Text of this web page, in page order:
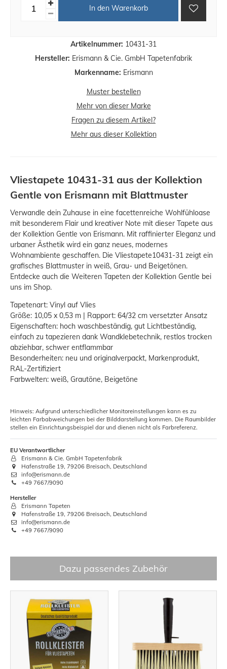
Artikelnummer: 10431-31
Hersteller: Erismann & Cie. GmbH Tapetenfabrik
Markenname: Erismann
In den Warenkorb
Muster bestellen
Mehr von dieser Marke
Fragen zu diesem Artikel?
Mehr aus dieser Kollektion
Vliestapete 10431-31 aus der Kollektion
Gentle von Erismann mit Blattmuster
Verwandle dein Zuhause in eine facettenreiche Wohlfühloase
mit besonderem Flair und kreativer Note mit dieser Tapete aus
der Kollektion Gentle von Erismann. Mit raffinierter Eleganz und
urbaner Ästhetik wird ein ganz neues, modernes
Wohnambiente geschaffen. Die Vliestapete10431-31 zeigt ein
grafisches Blattmuster in weiß, Grau- und Beigetönen.
Entdecke auch die Weiteren Tapeten der Kollektion Gentle bei
uns im Shop.
Tapetenart: Vinyl auf Vlies
Größe: 10,05 x 0,53 m | Rapport: 64/32 cm versetzter Ansatz
Eigenschaften: hoch waschbeständig, gut Lichtbeständig,
einfach zu tapezieren dank Wandklebetechnik, restlos trocken
abziehbar, schwer entflammbar
Besonderheiten: neu und originalverpackt, Markenprodukt,
RAL-Zertifiziert
Farbwelten: weiß, Grautöne, Beigetöne
Hinweis: Aufgrund unterschiedlicher Monitoreinstellungen kann es zu
leichten Farbabweichungen bei der Bilddarstellung kommen. Die Raumbilder
stellen ein Einrichtungsbeispiel dar und dienen nicht als Farbreferenz.
EU Verantwortlicher
Erismann & Cie. GmbH Tapetenfabrik
Hafenstraße 19, 79206 Breisach, Deutschland
info@erismann.de
+49 7667/9090
Hersteller
Erismann Tapeten
Hafenstraße 19, 79206 Breisach, Deutschland
info@erismann.de
+49 7667/9090
Dazu passendes Zubehör